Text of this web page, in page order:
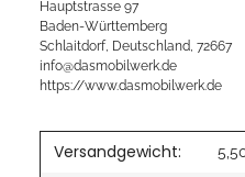
Hauptstrasse 97
Baden-Württemberg
Schlaitdorf, Deutschland, 72667
info@dasmobilwerk.de
https://www.dasmobilwerk.de
Versandgewicht: